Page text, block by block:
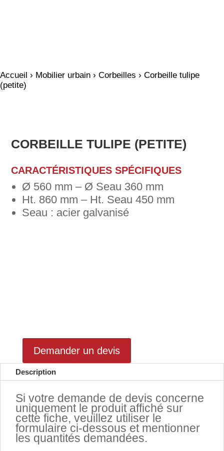
Accueil › Mobilier urbain › Corbeilles › Corbeille tulipe
(petite)
CORBEILLE TULIPE (PETITE)
CARACTÉRISTIQUES SPÉCIFIQUES
Ø 560 mm – Ø Seau 360 mm
Ht. 860 mm – Ht. Seau 450 mm
Seau : acier galvanisé
Demander un devis
Description
Si votre demande de devis concerne
uniquement le produit affiché sur
cette fiche, veuillez utiliser le
formulaire ci-dessous et mentionner
les quantités demandées.